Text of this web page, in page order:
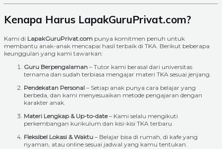
Kenapa Harus LapakGuruPrivat.com?
Kami di LapakGuruPrivat.com punya komitmen penuh untuk
membantu anak-anak mencapai hasil terbaik di TKA. Berikut beberapa
keunggulan yang kami tawarkan:
Guru Berpengalaman – Tutor kami berasal dari universitas
ternama dan sudah terbiasa mengajar materi TKA sesuai jenjang.
Pendekatan Personal – Setiap anak punya cara belajar yang
berbeda, dan kami menyesuaikan metode pengajaran dengan
karakter anak.
Materi Lengkap & Up-to-date– Kami selalu mengikuti
perkembangan kurikulum dan kisi-kisi TKA terbaru.
Fleksibel Lokasi & Waktu – Belajar bisa di rumah, di kafe yang
nyaman, atau online sesuai jadwal yang kamu tentukan.